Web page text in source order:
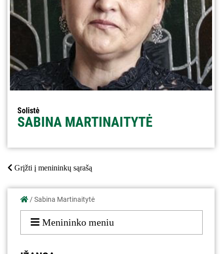
Solistė
SABINA MARTINAITYTĖ
Grįžti į menininkų sąrašą
/Sabina Martinaitytė
Menininko meniu